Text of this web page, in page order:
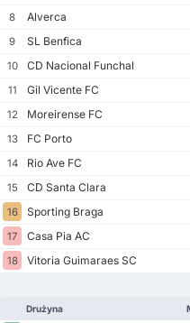
8
Alverca
9
SL Benfica
10
CD Nacional Funchal
11
Gil Vicente FC
12
Moreirense FC
13
FC Porto
14
Rio Ave FC
15
CD Santa Clara
16
Sporting Braga
17
Casa Pia AC
18
Vitoria Guimaraes SC
Drużyna